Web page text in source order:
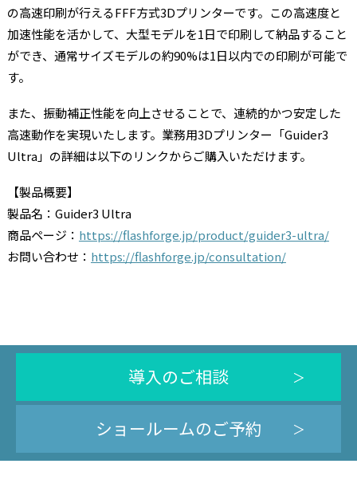
の高速印刷が行えるFFF方式3Dプリンターです。この高速度と
加速性能を活かして、大型モデルを1日で印刷して納品すること
ができ、通常サイズモデルの約90%は1日以内での印刷が可能で
す。
また、振動補正性能を向上させることで、連続的かつ安定した
高速動作を実現いたします。業務用3Dプリンター「Guider3
Ultra」の詳細は以下のリンクからご購入いただけます。
【製品概要】
製品名：Guider3 Ultra
商品ページ： https://flashforge.jp/product/guider3-ultra/
お問い合わせ： https://flashforge.jp/consultation/
導入のご相談
ショールームのご予約